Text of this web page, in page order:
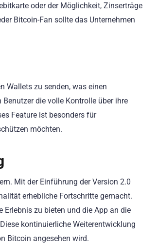
oder der Möglichkeit, Zinserträge
Bitcoin-Fan sollte das Unternehmen
Wallets zu senden, was einen
die volle Kontrolle über ihre
Feature ist besonders für
möchten.
Mit der Einführung der Version 2.0
erhebliche Fortschritte gemacht.
zu bieten und die App an die
kontinuierliche Weiterentwicklung
Bitcoin angesehen wird.